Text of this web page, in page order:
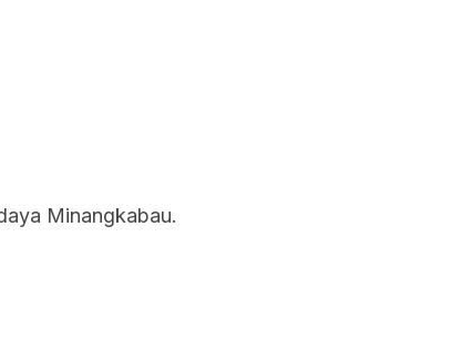
Minangkabau.